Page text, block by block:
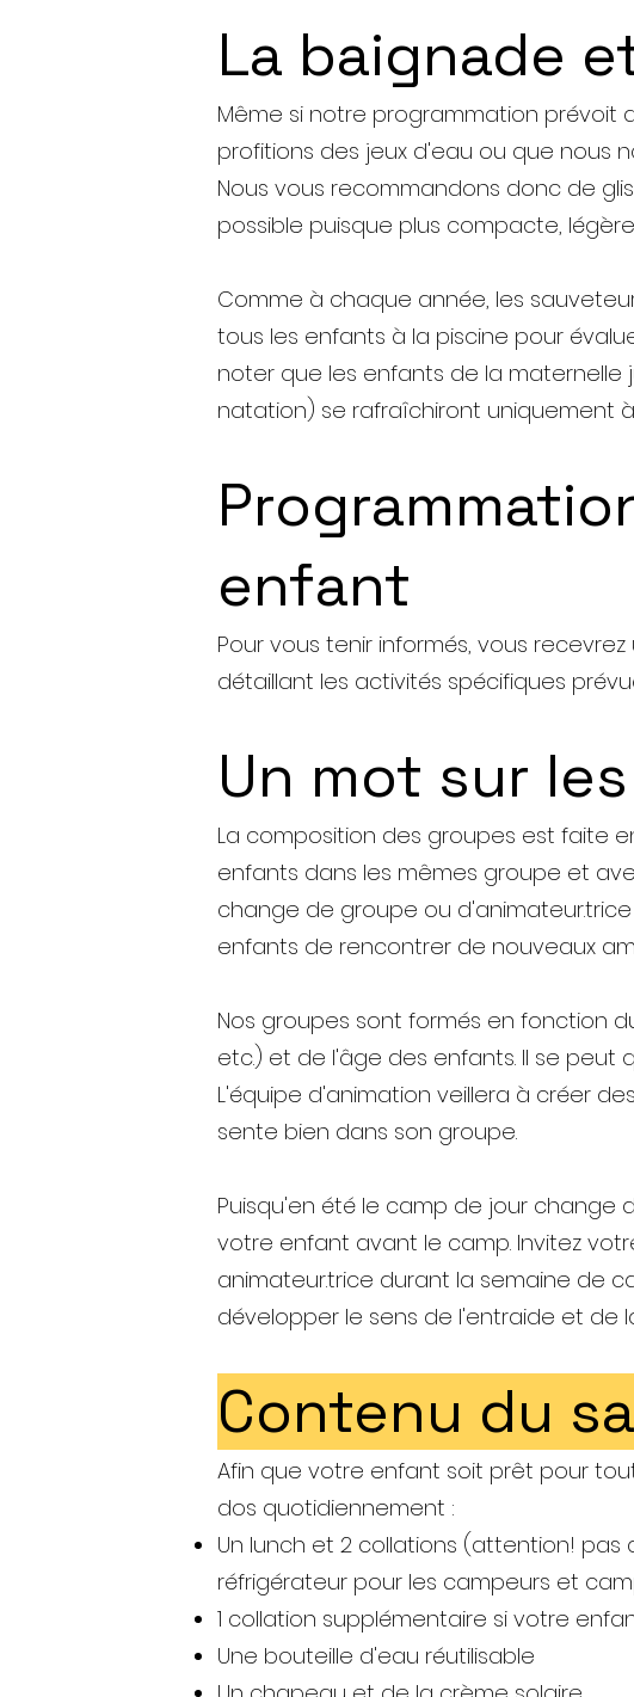
La baignade
Même si notre programmation prévoit
profitions des jeux d'eau ou que nous
Nous vous recommandons donc de
possible puisque plus compacte,
Comme à chaque année, les
tous les enfants à la piscine pour
noter que les enfants de la maternelle
natation) se rafraîchiront uniquement
enfant
Pour vous tenir informés, vous
détaillant les activités spécifiques
Un mot sur
La composition des groupes est faite
enfants dans les mêmes groupe et
change de groupe ou
enfants de rencontrer de nouveaux
Nos groupes sont formés en fonction
etc.) et de l'âge des enfants. Il se peut
L'équipe d'animation veillera à créer
sente bien dans son groupe.
Puisqu'en été le camp de jour change
votre enfant avant le camp. Invitez
animateur.trice durant la semaine de
développer le sens de l'entraide et de
Contenu du
Afin que votre enfant soit prêt pour
dos quotidiennement :
Un lunch et 2 collations (attention! pas
réfrigérateur pour les campeurs et
1 collation supplémentaire si votre
Une bouteille d'eau réutilisable